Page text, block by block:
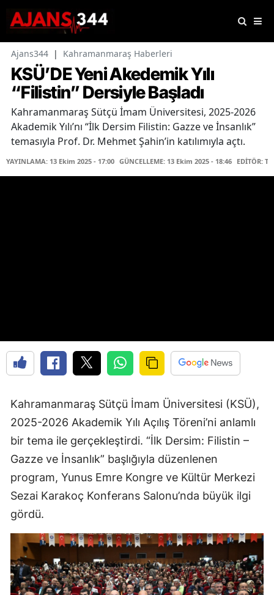
Ajans344 | Kahramanmaraş Haberleri
KSÜ’DE Yeni Akedemik Yılı
“Filistin” Dersiyle Başladı
Kahramanmaraş Sütçü İmam Üniversitesi, 2025-2026
Akademik Yılı’nı “İlk Dersim Filistin: Gazze ve İnsanlık”
temasıyla Prof. Dr. Mehmet Şahin’in katılımıyla açtı.
YAYINLAMA: 13 Ekim 2025 - 17:00 GÜNCELLEME: 13 Ekim 2025 - 18:46 EDİTÖR:
Kahramanmaraş Sütçü İmam Üniversitesi (KSÜ),
2025-2026 Akademik Yılı Açılış Töreni’ni anlamlı
bir tema ile gerçekleştirdi. “İlk Dersim: Filistin –
Gazze ve İnsanlık” başlığıyla düzenlenen
program, Yunus Emre Kongre ve Kültür Merkezi
Sezai Karakoç Konferans Salonu’nda büyük ilgi
gördü.